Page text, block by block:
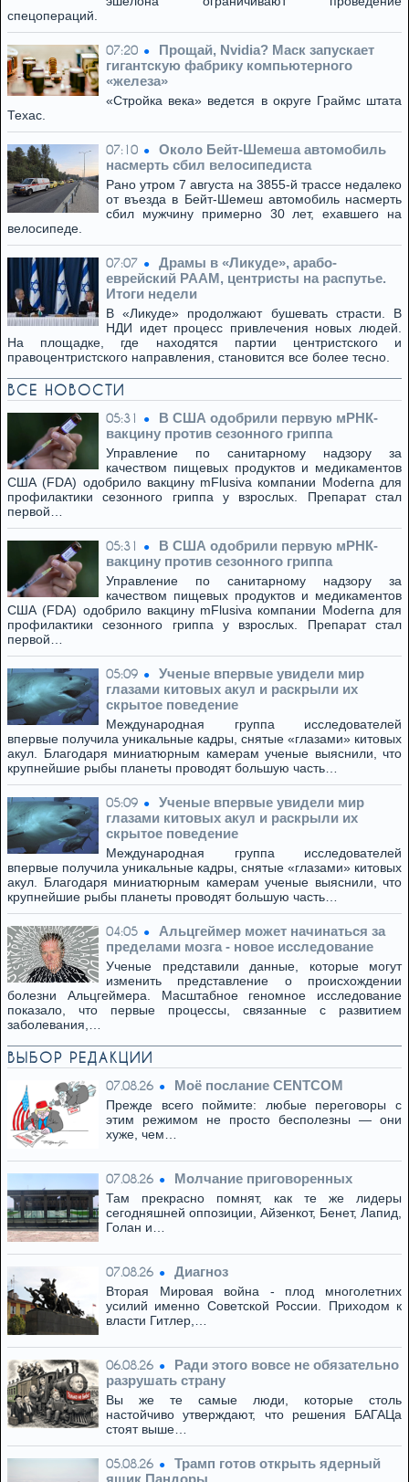
спецопераций.
07:20
Прощай, Nvidia? Маск запускает
гигантскую фабрику компьютерного
«железа»
«Стройка века» ведется в округе Граймс штата
Техас.
07:10
Около Бейт-Шемеша автомобиль
насмерть сбил велосипедиста
Рано утром 7 августа на 3855-й трассе недалеко
от въезда в Бейт-Шемеш автомобиль насмерть
сбил мужчину примерно 30 лет, ехавшего на
велосипеде.
07:07
Драмы в «Ликуде», арабо-
еврейский РААМ, центристы на распутье.
Итоги недели
В «Ликуде» продолжают бушевать страсти. В
НДИ идет процесс привлечения новых людей.
На площадке, где находятся партии центристского и
правоцентристского направления, становится все более тесно.
ВСЕ НОВОСТИ
05:31
В США одобрили первую мРНК-
вакцину против сезонного гриппа
Управление по санитарному надзору за
качеством пищевых продуктов и медикаментов
США (FDA) одобрило вакцину mFlusiva компании Moderna для
профилактики сезонного гриппа у взрослых. Препарат стал
первой…
05:31
В США одобрили первую мРНК-
вакцину против сезонного гриппа
Управление по санитарному надзору за
качеством пищевых продуктов и медикаментов
США (FDA) одобрило вакцину mFlusiva компании Moderna для
профилактики сезонного гриппа у взрослых. Препарат стал
первой…
05:09
Ученые впервые увидели мир
глазами китовых акул и раскрыли их
скрытое поведение
Международная группа исследователей
впервые получила уникальные кадры, снятые «глазами» китовых
акул. Благодаря миниатюрным камерам ученые выяснили, что
крупнейшие рыбы планеты проводят большую часть…
05:09
Ученые впервые увидели мир
глазами китовых акул и раскрыли их
скрытое поведение
Международная группа исследователей
впервые получила уникальные кадры, снятые «глазами» китовых
акул. Благодаря миниатюрным камерам ученые выяснили, что
крупнейшие рыбы планеты проводят большую часть…
04:05
Альцгеймер может начинаться за
пределами мозга - новое исследование
Ученые представили данные, которые могут
изменить представление о происхождении
болезни Альцгеймера. Масштабное геномное исследование
показало, что первые процессы, связанные с развитием
заболевания,…
ВЫБОР РЕДАКЦИИ
07.08.26 Моё послание CENTCOM
Прежде всего поймите: любые переговоры с
этим режимом не просто бесполезны — они
хуже, чем…
07.08.26 Молчание приговоренных
Там прекрасно помнят, как те же лидеры
сегодняшней оппозиции, Айзенкот, Бенет, Лапид,
Голан и…
07.08.26 Диагноз
Вторая Мировая война - плод многолетних
усилий именно Советской России. Приходом к
власти Гитлер,…
06.08.26
Ради этого вовсе не обязательно
разрушать страну
Вы же те самые люди, которые столь
настойчиво утверждают, что решения БАГАЦа
стоят выше…
05.08.26
Трамп готов открыть ядерный
ящик Пандоры